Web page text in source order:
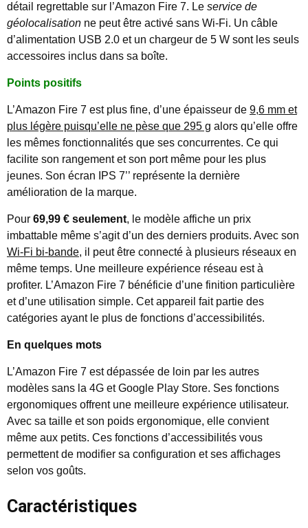
détail regrettable sur l’Amazon Fire 7. Le service de
géolocalisation ne peut être activé sans Wi-Fi. Un câble
d’alimentation USB 2.0 et un chargeur de 5 W sont les seuls
accessoires inclus dans sa boîte.
Points positifs
L’Amazon Fire 7 est plus fine, d’une épaisseur de 9,6 mm et
plus légère puisqu’elle ne pèse que 295 g alors qu’elle offre
les mêmes fonctionnalités que ses concurrentes. Ce qui
facilite son rangement et son port même pour les plus
jeunes. Son écran IPS 7’’ représente la dernière
amélioration de la marque.
Pour 69,99 € seulement, le modèle affiche un prix
imbattable même s’agit d’un des derniers produits. Avec son
Wi-Fi bi-bande, il peut être connecté à plusieurs réseaux en
même temps. Une meilleure expérience réseau est à
profiter. L’Amazon Fire 7 bénéficie d’une finition particulière
et d’une utilisation simple. Cet appareil fait partie des
catégories ayant le plus de fonctions d’accessibilités.
En quelques mots
L’Amazon Fire 7 est dépassée de loin par les autres
modèles sans la 4G et Google Play Store. Ses fonctions
ergonomiques offrent une meilleure expérience utilisateur.
Avec sa taille et son poids ergonomique, elle convient
même aux petits. Ces fonctions d’accessibilités vous
permettent de modifier sa configuration et ses affichages
selon vos goûts.
Caractéristiques